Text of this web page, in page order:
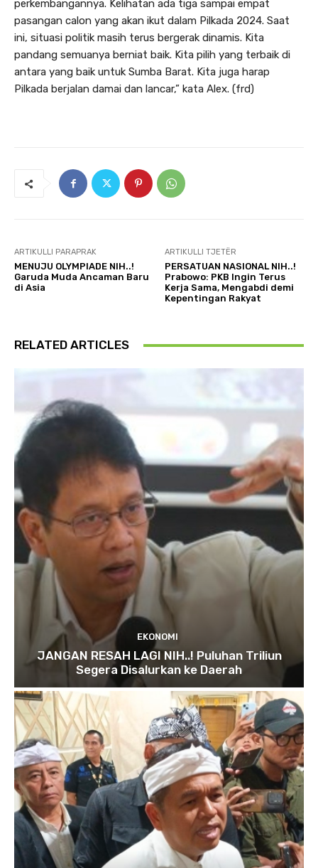
perkembangannya. Kelihatan ada tiga sampai empat
pasangan calon yang akan ikut dalam Pilkada 2024. Saat
ini, situasi politik masih terus bergerak dinamis. Kita
pandang semuanya berniat baik. Kita pilih yang terbaik di
antara yang baik untuk Sumba Barat. Kita juga harap
Pilkada berjalan damai dan lancar,” kata Alex. (frd)
ARTIKULLI PARAPRAK
MENUJU OLYMPIADE NIH..!
Garuda Muda Ancaman Baru
di Asia
ARTIKULLI TJETËR
PERSATUAN NASIONAL NIH..!
Prabowo: PKB Ingin Terus
Kerja Sama, Mengabdi demi
Kepentingan Rakyat
RELATED ARTICLES
EKONOMI
JANGAN RESAH LAGI NIH..! Puluhan Triliun
Segera Disalurkan ke Daerah